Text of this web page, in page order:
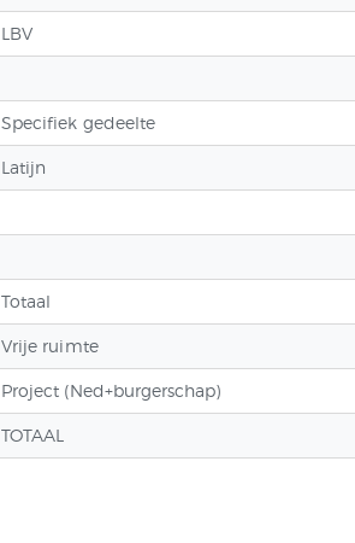
LBV
Specifiek gedeelte
Latijn
Totaal
Vrije ruimte
Project (Ned+burgerschap)
TOTAAL